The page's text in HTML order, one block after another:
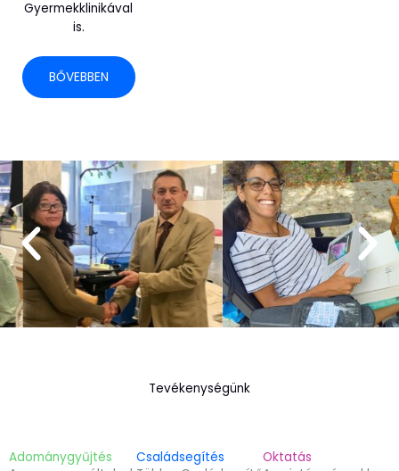
Gyermekklinikával
is.
BŐVEBBEN
Tevékenységünk
Adománygyűjtés
Családsegítés
Oktatás